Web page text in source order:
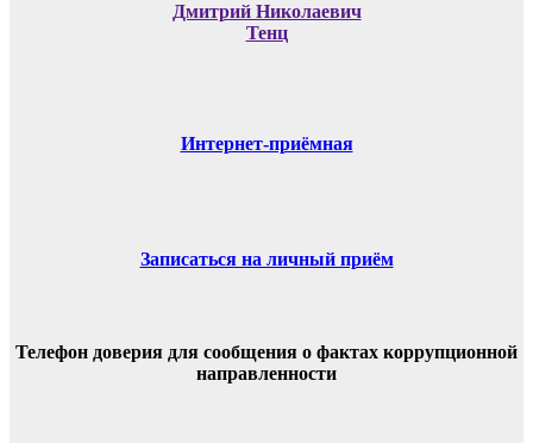
Дмитрий Николаевич
Тенц
Интернет-приёмная
Записаться на личный приём
Телефон доверия для сообщения о фактах коррупционной
направленности